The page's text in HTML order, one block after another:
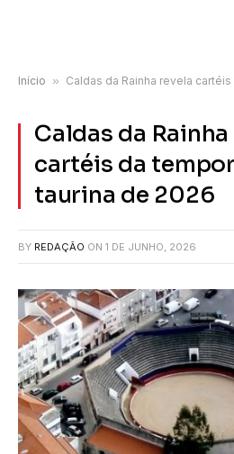
Início » Caldas da Rainha revela cartéis
Caldas da
cartéis da
taurina de 2026
BY REDAÇÃO ON 1 DE JUNHO, 2026